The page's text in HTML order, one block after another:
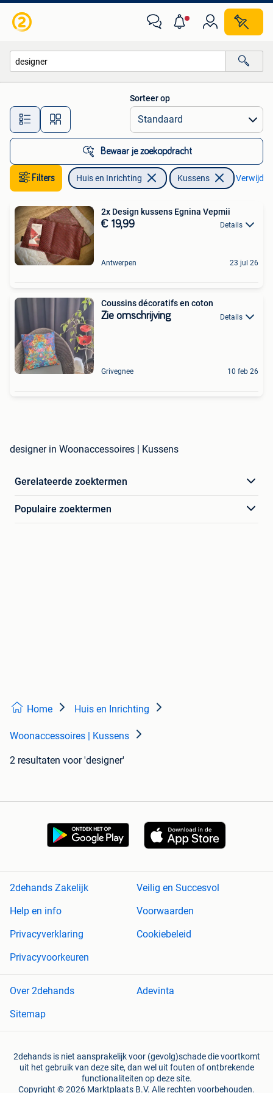
Alle afstanden…
Sorteer op
Bewaar je zoekopdracht
Filters Huis en Inrichting Kussens
2x Design kussens Egnina Vepmii
€ 19,99 Details
Antwerpen 23 jul 26
Coussins décoratifs en coton
Zie omschrijving Details
Grivegnee 10 feb 26
designer in Woonaccessoires | Kussens
Gerelateerde zoektermen
Populaire zoektermen
Home Huis en Inrichting
Woonaccessoires | Kussens
2 resultaten voor 'designer'
2dehands Zakelijk
Veilig en Succesvol
Help en info
Voorwaarden
Privacyverklaring
Cookiebeleid
Privacyvoorkeuren
Over 2dehands
Adevinta
Sitemap
2dehands is niet aansprakelijk voor (gevolg)schade die voortkomt
uit het gebruik van deze site, dan wel uit fouten of ontbrekende
functionaliteiten op deze site.
Copyright © 2026 Marktplaats B.V. Alle rechten voorbehouden.